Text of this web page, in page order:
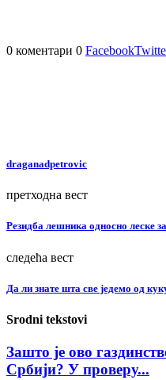
0 коментари 0 Facebook
draganadpetrovic
претходна вест
Резидба лешника односно леске
следећа вест
Да ли знате шта све једемо од
Srodni tekstovi
Зашто је ово
Србији? У проверу...